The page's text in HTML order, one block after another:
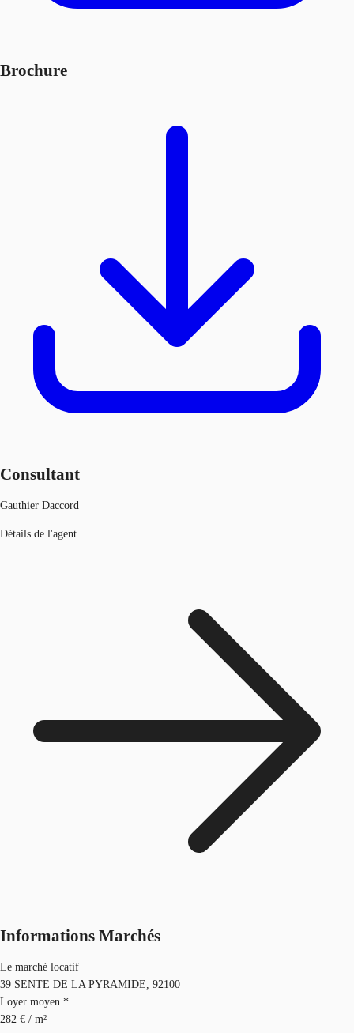
Brochure
Consultant
Gauthier Daccord
Détails de l'agent
Informations Marchés
Le marché locatif
39 SENTE DE LA PYRAMIDE, 92100
Loyer moyen *
282 € / m²